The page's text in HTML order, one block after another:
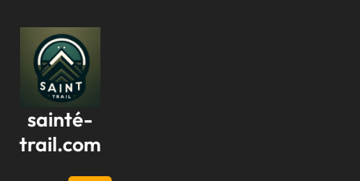
contenu
sainté-
trail.com